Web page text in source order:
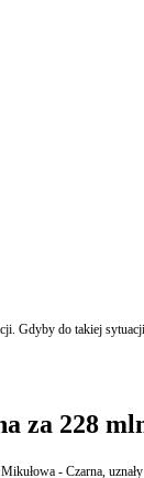
za 228
- Czarna,